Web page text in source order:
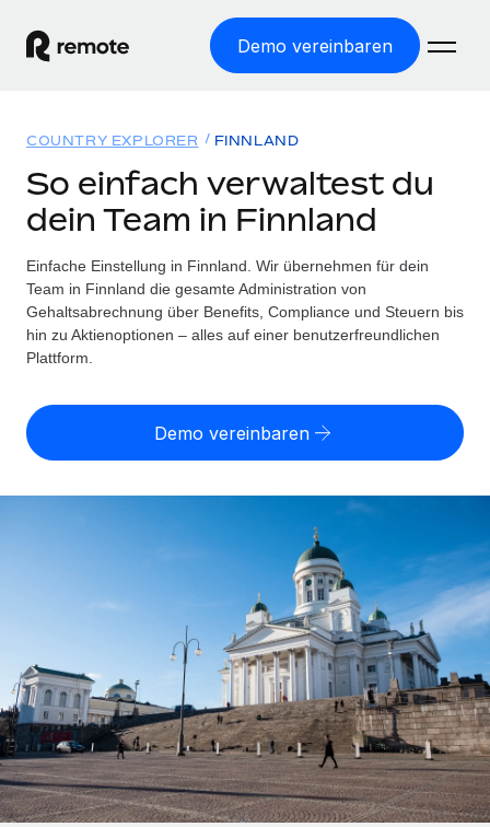
Demo vereinbaren
WELTWEITE BESCHÄFTIGUNG
Globale Payroll
Einfache, rechtssicher Payroll
Employer of Record
Weltweites Wachstum ohne Kosten für Niederlassungen
Contractor of Record
Rechtssichere, weltweite Arbeit mit Freelancer:innen
Globales Onboarding und Verwalten von
Auslagern von komplexen HR-Aufgaben
INFRASTRUKTUR
Remote Embedded
Nahtlose Integration der HR in bestehende Abläufe
Plattform
Integrierte HR-Kernfunktionen für dein Team
Lösungen
WELTWEITE ABDECKUNG
Country Explorer
Länderspezifische Unterstützung bei der Einstellung
Einfache Einstellung in allen US-Bundesstaaten
Agile HR- und Payroll-Lösungen für wachsende
Mittelstand
Maßgeschneiderte HR-Lösungen, um Teams zu
vergrößern
Enterprise
Globale HR für Konzerne und Großunternehmen
Ressourcen
TOOLS UND RECHNER
Scheinselbstständigkeitsrisiko berechnen
Personalkostenrechner
Honorarzahlungen berechnen
Informationen zu möglichen Währungen und
Abwicklungsfristen für globale Freelancer:innen
LERNEN MIT REMOTE
Forschung und Leitfäden
Fallstudien
HR-Glossar
Preise
Español
Italiano
Português (Portugal)
COUNTRY EXPLORER FINNLAND
So einfach verwaltest du
dein Team in Finnland
Einfache Einstellung in Finnland. Wir übernehmen für dein
Team in Finnland die gesamte Administration von
Gehaltsabrechnung über Benefits, Compliance und Steuern bis
hin zu Aktienoptionen – alles auf einer benutzerfreundlichen
Plattform.
Demo vereinbaren